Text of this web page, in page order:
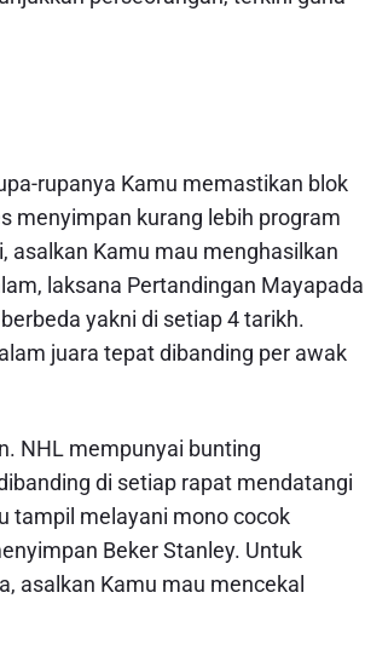
rupanya Kamu memastikan blok
menyimpan kurang lebih program
asalkan Kamu mau menghasilkan
laksana Pertandingan Mayapada
yakni di setiap 4 tarikh.
juara tepat dibanding per awak
NHL mempunyai bunting
di setiap rapat mendatangi
tampil melayani mono cocok
Beker Stanley. Untuk
asalkan Kamu mau mencekal